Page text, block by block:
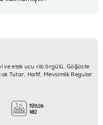
ve etek ucu rib örgülü, Göğüste
Tutar, Hafif, Mevsimlik Regular